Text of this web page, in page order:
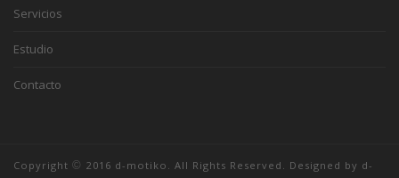
Servicios
Estudio
Contacto
Copyright © 2016 d-motiko. All Rights Reserved. Designed by d-